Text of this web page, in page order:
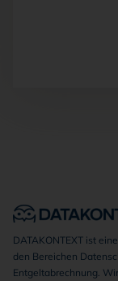
DATAKONTEXT ist
den Bereichen
Entgeltabrechnung.